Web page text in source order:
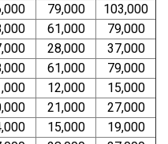
79,000
103,000
61,000
79,000
28,000
37,000
61,000
79,000
12,000
15,000
21,000
27,000
15,000
19,000